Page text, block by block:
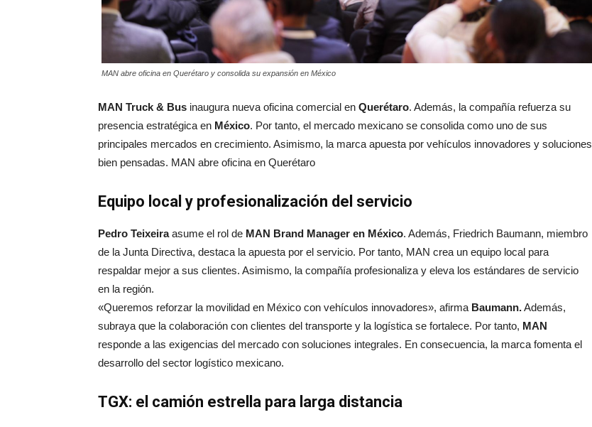
MAN abre oficina en Querétaro y consolida su expansión en México
MAN Truck & Bus inaugura nueva oficina comercial en Querétaro. Además, la compañía refuerza su
presencia estratégica en México. Por tanto, el mercado mexicano se consolida como uno de sus
principales mercados en crecimiento. Asimismo, la marca apuesta por vehículos innovadores y soluciones
bien pensadas. MAN abre oficina en Querétaro
Equipo local y profesionalización del servicio
Pedro Teixeiraasume el rol de MAN Brand Manager en México. Además, Friedrich Baumann, miembro
de la Junta Directiva, destaca la apuesta por el servicio. Por tanto, MAN crea un equipo local para
respaldar mejor a sus clientes. Asimismo, la compañía profesionaliza y eleva los estándares de servicio
en la región.
«Queremos reforzar la movilidad en México con vehículos innovadores», afirma Baumann.Además,
subraya que la colaboración con clientes del transporte y la logística se fortalece. Por tanto, MAN
responde a las exigencias del mercado con soluciones integrales. En consecuencia, la marca fomenta el
desarrollo del sector logístico mexicano.
TGX: el camión estrella para larga distancia